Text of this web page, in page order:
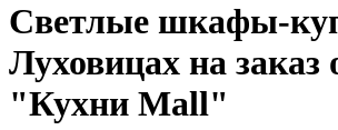
Светлые шкафы-
Луховицах на заказ
"Кухни Mall"